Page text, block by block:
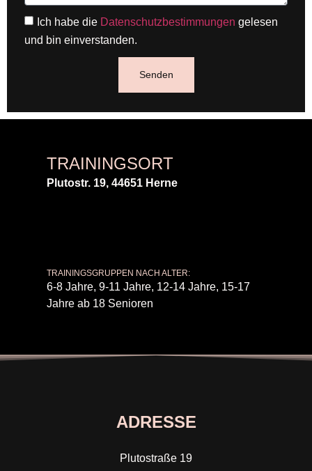
Ich habe die Datenschutzbestimmungen gelesen
und bin einverstanden.
Senden
TRAININGSORT
Plutostr. 19, 44651 Herne
TRAININGSGRUPPEN NACH ALTER:
6-8 Jahre, 9-11 Jahre, 12-14 Jahre, 15-17
Jahre ab 18 Senioren
ADRESSE
Plutostraße 19